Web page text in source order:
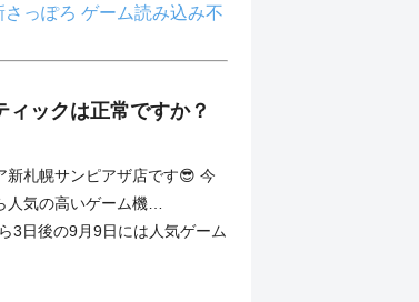
っぽろ ゲーム読み込み不
ックは正常ですか？
新札幌サンピアザ店です😎 今
人気の高いゲーム機…
3日後の9月9日には人気ゲーム